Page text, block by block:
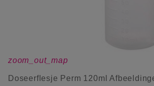
zoom_out_map
Doseerflesje Perm 120ml